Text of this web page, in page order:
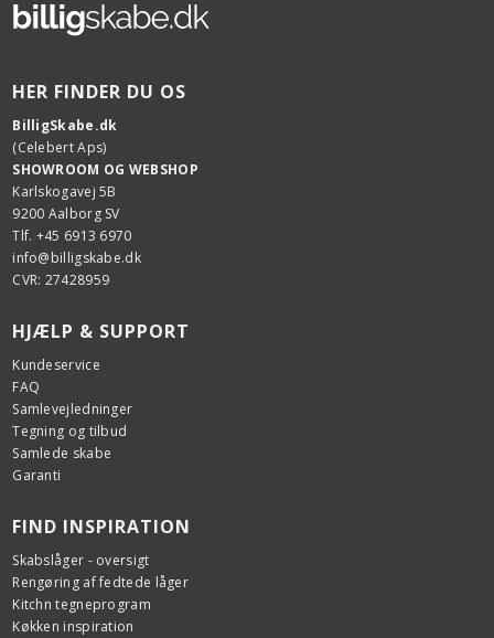
HER FINDER DU OS
BilligSkabe.dk
(Celebert Aps)
SHOWROOM OG WEBSHOP
Karlskogavej 5B
9200 Aalborg SV
Tlf. +45 6913 6970
info@billigskabe.dk
CVR: 27428959
HJÆLP & SUPPORT
Kundeservice
FAQ
Samlevejledninger
Tegning og tilbud
Samlede skabe
Garanti
FIND INSPIRATION
Skabslåger - oversigt
Rengøring af fedtede låger
Kitchn tegneprogram
Køkken inspiration